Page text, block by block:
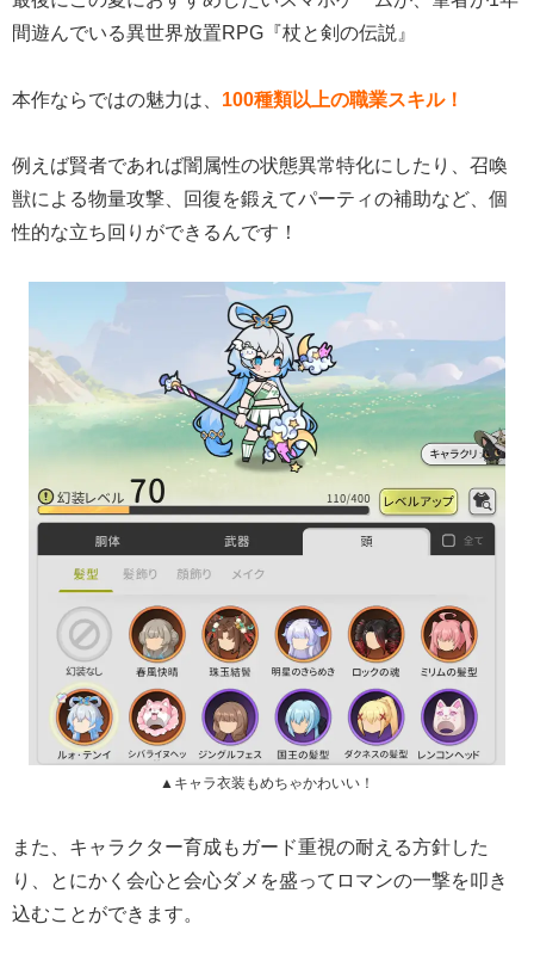
間遊んでいる異世界放置RPG『杖と剣の伝説』
本作ならではの魅力は、 100種類以上の職業スキル！
例えば賢者であれば闇属性の状態異常特化にしたり、召喚
獣による物量攻撃、回復を鍛えてパーティの補助など、個
性的な立ち回りができるんです！
▲キャラ衣装もめちゃかわいい！
また、キャラクター育成もガード重視の耐える方針した
り、とにかく会心と会心ダメを盛ってロマンの一撃を叩き
込むことができます。